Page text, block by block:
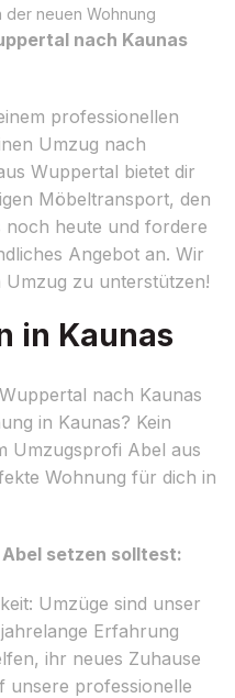
neuen Wohnung
nach Kaunas
professionellen
Umzug nach
Wuppertal bietet dir
Möbeltransport, den
noch heute und fordere
Angebot an. Wir
zu unterstützen!
in Kaunas
nach Kaunas
in Kaunas? Kein
Umzugsprofi Abel aus
Wohnung für dich in
setzen solltest:
Umzüge sind unser
Erfahrung
ihr neues Zuhause
unsere professionelle